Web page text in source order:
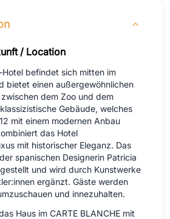
/ Location
Hotel befindet sich mitten im
bietet einen außergewöhnlichen
dem Zoo und dem
Gebäude, welches
mit einem modernen Anbau
das Hotel
mit historischer Eleganz. Das
spanischen Designerin Patricia
und wird durch Kunstwerke
ergänzt. Gäste werden
und innezuhalten.
Haus im CARTE BLANCHE mit